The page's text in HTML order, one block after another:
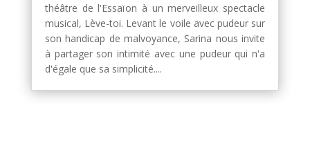
théâtre de l'Essaïon à un merveilleux spectacle
musical, Lève-toi. Levant le voile avec pudeur sur
son handicap de malvoyance, Sarina nous invite
à partager son intimité avec une pudeur qui n'a
d'égale que sa simplicité....